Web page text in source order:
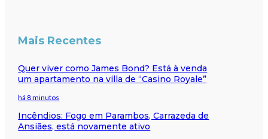
Mais Recentes
Quer viver como James Bond? Está à venda
um apartamento na villa de “Casino Royale”
há 8 minutos
Incêndios: Fogo em Parambos, Carrazeda de
Ansiães, está novamente ativo